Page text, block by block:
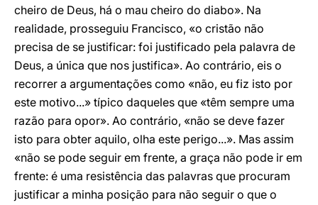
cheiro de Deus, há o mau cheiro do diabo». Na
realidade, prosseguiu Francisco, «o cristão não
precisa de se justificar: foi justificado pela palavra de
Deus, a única que nos justifica». Ao contrário, eis o
recorrer a argumentações como «não, eu fiz isto por
este motivo...» típico daqueles que «têm sempre uma
razão para opor». Ao contrário, «não se deve fazer
isto para obter aquilo, olha este perigo...». Mas assim
«não se pode seguir em frente, a graça não pode ir em
frente: é uma resistência das palavras que procuram
justificar a minha posição para não seguir o que o